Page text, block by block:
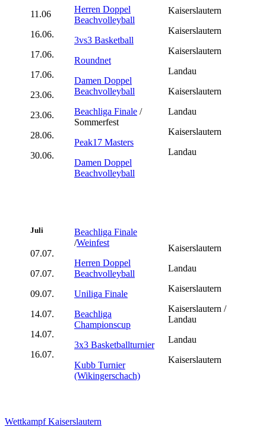
11.06
16.06.
17.06.
17.06.
23.06.
23.06.
28.06.
30.06.
Herren Doppel
Beachvolleyball
3vs3 Basketball
Roundnet
Damen Doppel
Beachvolleyball
Beachliga Finale /
Sommerfest
Peak17 Masters
Damen Doppel
Beachvolleyball
Kaiserslautern
Kaiserslautern
Kaiserslautern
Landau
Kaiserslautern
Landau
Kaiserslautern
Landau
Juli
07.07.
07.07.
09.07.
14.07.
14.07.
16.07.
Beachliga Finale
/Weinfest
Herren Doppel
Beachvolleyball
Uniliga Finale
Beachliga
Championscup
3x3 Basketballturnier
Kubb Turnier
(Wikingerschach)
Kaiserslautern
Landau
Kaiserslautern
Kaiserslautern /
Landau
Landau
Kaiserslautern
Wettkampf Kaiserslautern